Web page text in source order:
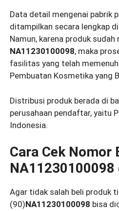
Data detail mengenai pabrik
ditampilkan secara lengkap
Namun, karena produk
NA11230100098, maka
fasilitas yang telah
Pembuatan Kosmetika yang
Distribusi produk berada di
perusahaan pendaftar, yaitu
Indonesia.
Cara Cek Nomor
Agar tidak salah beli produk
(90)NA11230100098 bisa